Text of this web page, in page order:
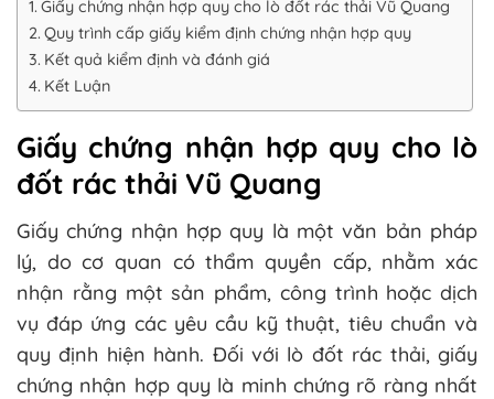
Giấy chứng nhận hợp quy cho lò đốt rác thải Vũ Quang
Quy trình cấp giấy kiểm định chứng nhận hợp quy
Kết quả kiểm định và đánh giá
Kết Luận
Giấy chứng nhận hợp quy cho lò
đốt rác thải Vũ Quang
Giấy chứng nhận hợp quy là một văn bản pháp
lý, do cơ quan có thẩm quyền cấp, nhằm xác
nhận rằng một sản phẩm, công trình hoặc dịch
vụ đáp ứng các yêu cầu kỹ thuật, tiêu chuẩn và
quy định hiện hành. Đối với lò đốt rác thải, giấy
chứng nhận hợp quy là minh chứng rõ ràng nhất